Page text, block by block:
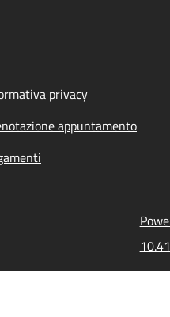
privacy
appuntamento